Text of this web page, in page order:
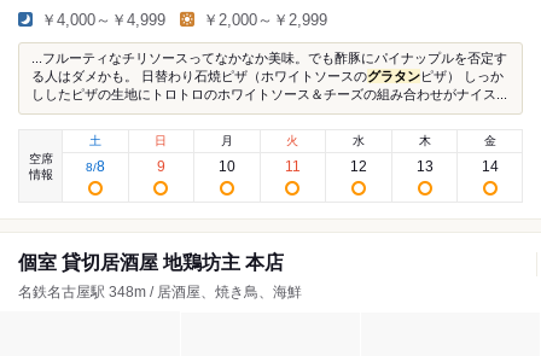
￥4,000～￥4,999 ￥2,000～￥2,999
...フルーティなチリソースってなかなか美味。でも酢豚にパイナップルを否定す
る人はダメかも。 日替わり石焼ピザ（ホワイトソースのグラタンピザ） しっか
ししたピザの生地にトロトロのホワイトソース＆チーズの組み合わせがナイス...
空席
情報
土
8/8
日
9
月
10
火
11
水
12
木
13
金
14
個室 貸切居酒屋 地鶏坊主 本店
名鉄名古屋駅 348m / 居酒屋、焼き鳥、海鮮